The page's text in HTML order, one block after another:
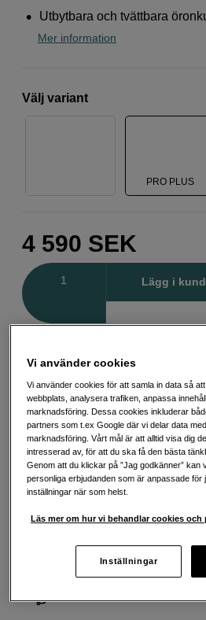
Utbytbara och tvättbara
Mer information
Välj variant
PRO PLUS
4 590 SEK
Lägg i
Exempel: 48 mån, 161 SEK/mån, totalt 8 307
Startavgift 579 SEK, aviavgift 45 SEK/mån
Att låna kostar pengar! Om du inte kan
riskerar du en betalningsanmärkning. Det kan
bostad, teckna abonnemang och få nya lån.
och skuldrådgivningen i din kommun.
konsumentverket.se (öppnas i ny flik)
Köp nu och betala inom 30
Vi använder cookies
Vi använder cookies för att samla in data så
webbplats, analysera trafiken, anpassa
marknadsföring. Dessa cookies inkluderar
partners som t.ex Google där vi delar data
marknadsföring. Vårt mål är att alltid visa dig
intresserad av, för att du ska få den bästa
Genom att du klickar på ”Jag godkänner” kan
personliga erbjudanden som är anpassade
inställningar när som helst.
Läs mer om hur vi behandlar cookies
Inställningar